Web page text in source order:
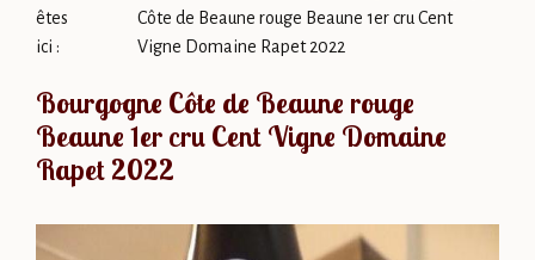
êtes
ici :
Côte de Beaune rouge Beaune 1er cru Cent
Vigne Domaine Rapet 2022
Bourgogne Côte de Beaune rouge
Beaune 1er cru Cent Vigne Domaine
Rapet 2022